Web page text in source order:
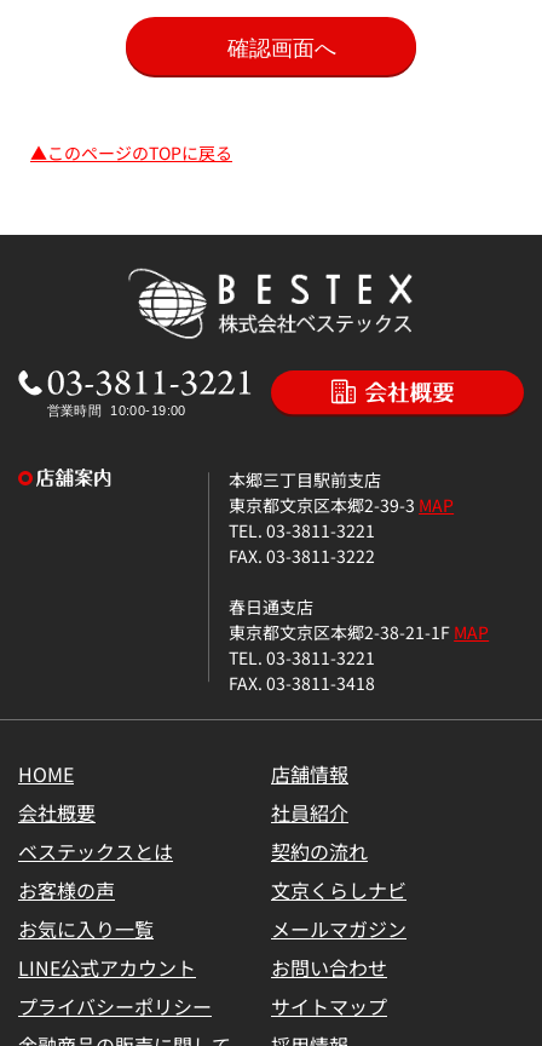
▲このページのTOPに戻る
本郷三丁目駅前支店
東京都文京区本郷2-39-3 MAP
TEL. 03-3811-3221
FAX. 03-3811-3222
春日通支店
東京都文京区本郷2-38-21-1FMAP
TEL. 03-3811-3221
FAX. 03-3811-3418
HOME
店舗情報
会社概要
社員紹介
ベステックスとは
契約の流れ
お客様の声
文京くらしナビ
お気に入り一覧
メールマガジン
LINE公式アカウント
お問い合わせ
プライバシーポリシー
サイトマップ